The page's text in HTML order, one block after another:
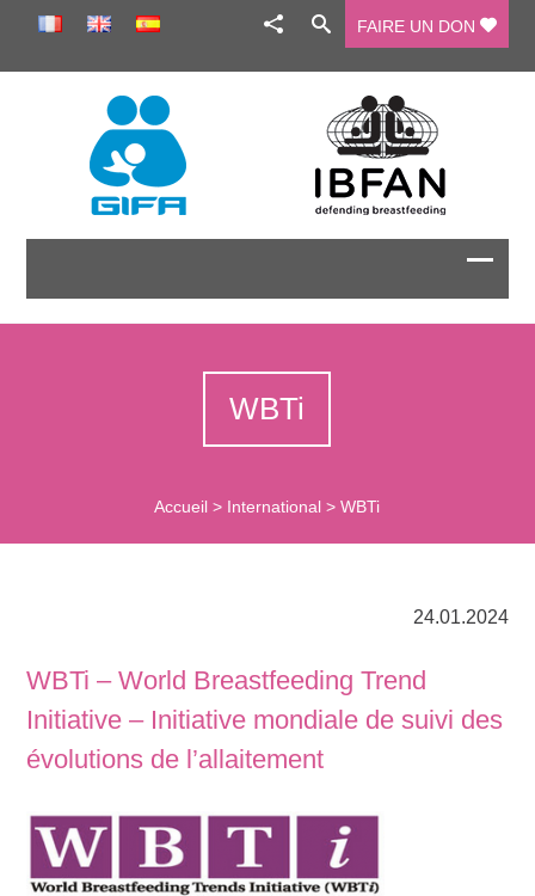
FAIRE UN DON
WBTi
Accueil > International >WBTi
24.01.2024
WBTi – World Breastfeeding Trend
Initiative – Initiative mondiale de suivi des
évolutions de l’allaitement